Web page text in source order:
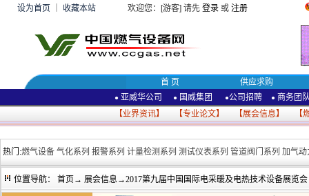
设为首页 收藏本站 欢迎您：[游客] 请先 登录或 注册
首 页 供应求购
● 亚威华公司 ● 国威集团 ●公司招聘 ● 商务团
【业界资讯】 【专业论文】 【展会信息】 【
热门:燃气设备 气化系列 报警系列 计量检测系列 测试仪表系列 管道阀门系列 加气动
位置导航： 首页 → 展会信息→2017第九届中国国际电采暖及电热技术设备展览会